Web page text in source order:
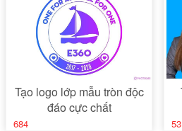
Tạo logo lớp mẫu tròn độc
đáo cực chất
684 53